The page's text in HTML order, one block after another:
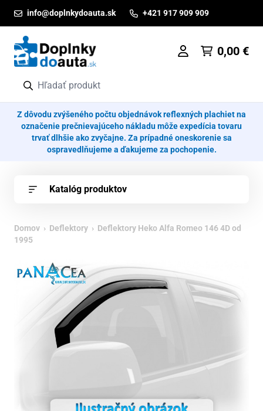
info@doplnkydoauta.sk +421 917 909 909
0,00 €
Z dôvodu zvýšeného počtu objednávok reflexných plachiet na
označenie prečnievajúceho nákladu môže expedícia tovaru
trvať dlhšie ako zvyčajne. Za prípadné oneskorenie sa
ospravedlňujeme a ďakujeme za pochopenie.
Katalóg produktov
Domov › Deflektory › Deflektory Heko Alfa Romeo 146 4D od
1995